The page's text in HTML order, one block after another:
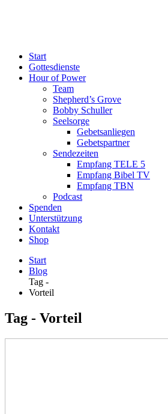
Start
Gottesdienste
Hour of Power
Team
Shepherd’s Grove
Bobby Schuller
Seelsorge
Gebetsanliegen
Gebetspartner
Sendezeiten
Empfang TELE 5
Empfang Bibel TV
Empfang TBN
Podcast
Spenden
Unterstützung
Kontakt
Shop
Start
Blog
Tag -
Vorteil
Tag - Vorteil